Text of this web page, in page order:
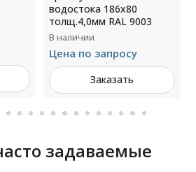
водостока 186х80
толщ.4,0мм RAL 9003
В наличии
Цена по запросу
Заказать
задаваемые